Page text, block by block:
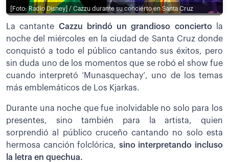
[Foto: Radio Disney] / Cazzu durante su concierto en Santa Cruz
La cantante Cazzu brindó un grandioso conciertola
noche del miércoles en la ciudad de Santa Cruz donde
conquistó a todo el público cantando sus éxitos, pero
sin duda uno de los momentos que se robó el show fue
cuando interpretó ‘Munasquechay’, uno de los temas
más emblemáticos de Los Kjarkas.
Durante una noche que fue inolvidable no solo para los
presentes, sino también para la artista, quien
sorprendió al público cruceño cantando no solo esta
hermosa canción folclórica, sino interpretando incluso
la letra en quechua.